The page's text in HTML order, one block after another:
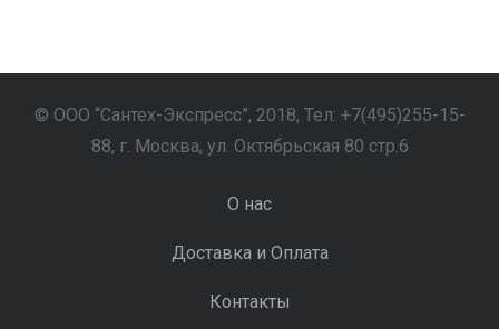
© ООО “Сантех-Экспресс”, 2018, Тел: +7(495)255-15-
88, г. Москва, ул. Октябрьская 80 стр.6
О нас
Доставка и Оплата
Контакты